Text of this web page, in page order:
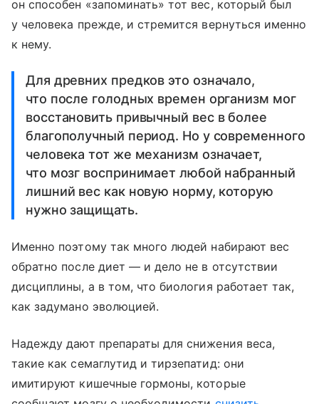
он способен «запоминать» тот вес, который был
у человека прежде, и стремится вернуться именно
к нему.
Для древних предков это означало,
что после голодных времен организм мог
восстановить привычный вес в более
благополучный период. Но у современного
человека тот же механизм означает,
что мозг воспринимает любой набранный
лишний вес как новую норму, которую
нужно защищать.
Именно поэтому так много людей набирают вес
обратно после диет — и дело не в отсутствии
дисциплины, а в том, что биология работает так,
как задумано эволюцией.
Надежду дают препараты для снижения веса,
такие как семаглутид и тирзепатид: они
имитируют кишечные гормоны, которые